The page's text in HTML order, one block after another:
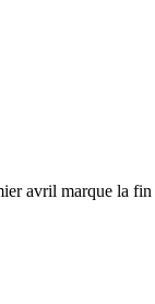
avril marque la